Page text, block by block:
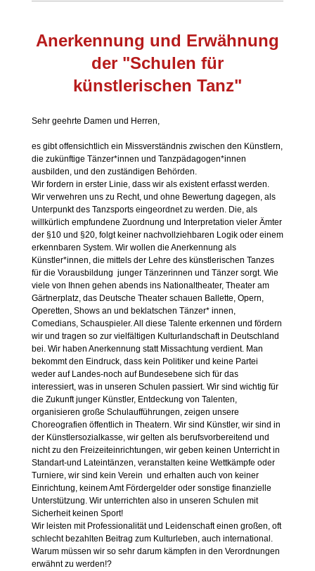
Anerkennung und Erwähnung
der "Schulen für
künstlerischen Tanz"
Sehr geehrte Damen und Herren,
es gibt offensichtlich ein Missverständnis zwischen den Künstlern,
die zukünftige Tänzer*innen und Tanzpädagogen*innen
ausbilden, und den zuständigen Behörden.
Wir fordern in erster Linie, dass wir als existent erfasst werden.
Wir verwehren uns zu Recht, und ohne Bewertung dagegen, als
Unterpunkt des Tanzsports eingeordnet zu werden. Die, als
willkürlich empfundene Zuordnung und Interpretation vieler Ämter
der §10 und §20, folgt keiner nachvollziehbaren Logik oder einem
erkennbaren System. Wir wollen die Anerkennung als
Künstler*innen, die mittels der Lehre des künstlerischen Tanzes
für die Vorausbildung junger Tänzerinnen und Tänzer sorgt. Wie
viele von Ihnen gehen abends ins Nationaltheater, Theater am
Gärtnerplatz, das Deutsche Theater schauen Ballette, Opern,
Operetten, Shows an und beklatschen Tänzer* innen,
Comedians, Schauspieler. All diese Talente erkennen und fördern
wir und tragen so zur vielfältigen Kulturlandschaft in Deutschland
bei. Wir haben Anerkennung statt Missachtung verdient. Man
bekommt den Eindruck, dass kein Politiker und keine Partei
weder auf Landes-noch auf Bundesebene sich für das
interessiert, was in unseren Schulen passiert. Wir sind wichtig für
die Zukunft junger Künstler, Entdeckung von Talenten,
organisieren große Schulaufführungen, zeigen unsere
Choreografien öffentlich in Theatern. Wir sind Künstler, wir sind in
der Künstlersozialkasse, wir gelten als berufsvorbereitend und
nicht zu den Freizeiteinrichtungen, wir geben keinen Unterricht in
Standart-und Lateintänzen, veranstalten keine Wettkämpfe oder
Turniere, wir sind kein Verein und erhalten auch von keiner
Einrichtung, keinem Amt Fördergelder oder sonstige finanzielle
Unterstützung. Wir unterrichten also in unseren Schulen mit
Sicherheit keinen Sport!
Wir leisten mit Professionalität und Leidenschaft einen großen, oft
schlecht bezahlten Beitrag zum Kulturleben, auch international.
Warum müssen wir so sehr darum kämpfen in den Verordnungen
erwähnt zu werden!?